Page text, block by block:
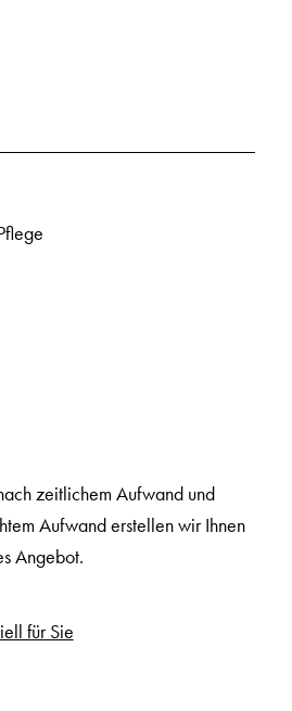
zeitlichem Aufwand und
Aufwand erstellen wir Ihnen
Angebot.
für Sie